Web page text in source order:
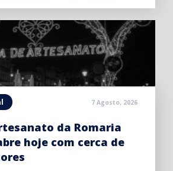
7 Agosto, 2026
da Romaria
hoje com cerca de